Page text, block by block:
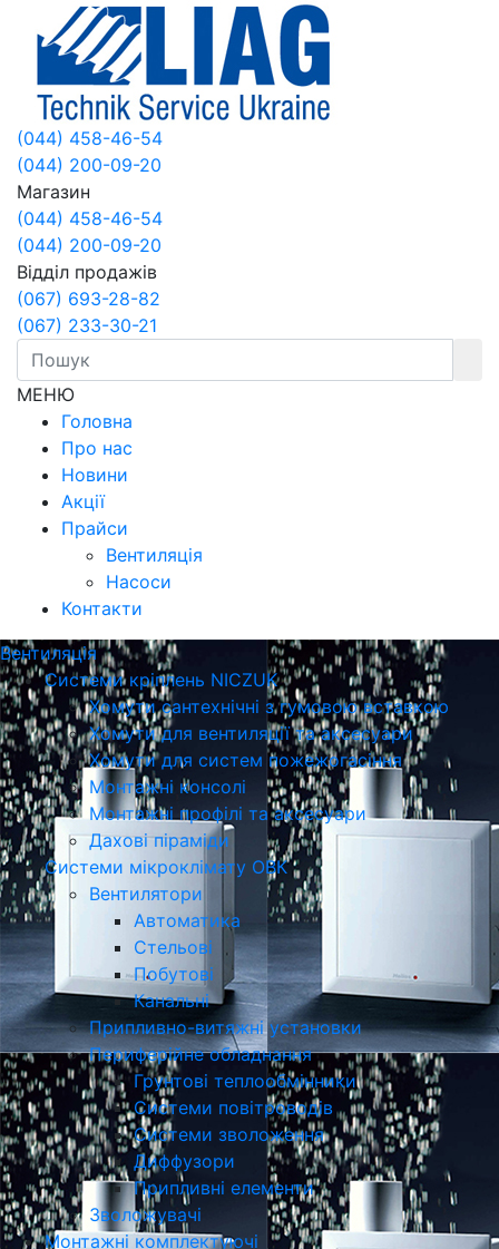
(044) 458-46-54
(044) 200-09-20
Магазин
(044) 458-46-54
(044) 200-09-20
Відділ продажів
(067) 693-28-82
(067) 233-30-21
МЕНЮ
Головна
Про нас
Новини
Акції
Прайси
Вентиляція
Насоси
Контакти
Вентиляція
Системи кріплень NICZUK
Хомути сантехнічні з гумовою вставкою
Хомути для вентиляції та аксесуари
Хомути для систем пожежогасіння
Монтажні консолі
Монтажні профілі та аксесуари
Дахові піраміди
Системи мікроклімату ОВК
Вентилятори
Автоматика
Стельові
Побутові
Канальні
Припливно-витяжні установки
Периферійне обладнання
Грунтові теплообмінники
Системи повітроводів
Системи зволоження
Диффузори
Припливні елементи
Зволожувачі
Монтажні комплектуючі